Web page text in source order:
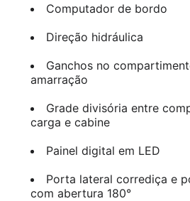
Computador de bordo
Direção hidráulica
Ganchos no
amarração
Grade divisória entre
carga e cabine
Painel digital em LED
Porta lateral corrediça e
com abertura 180°